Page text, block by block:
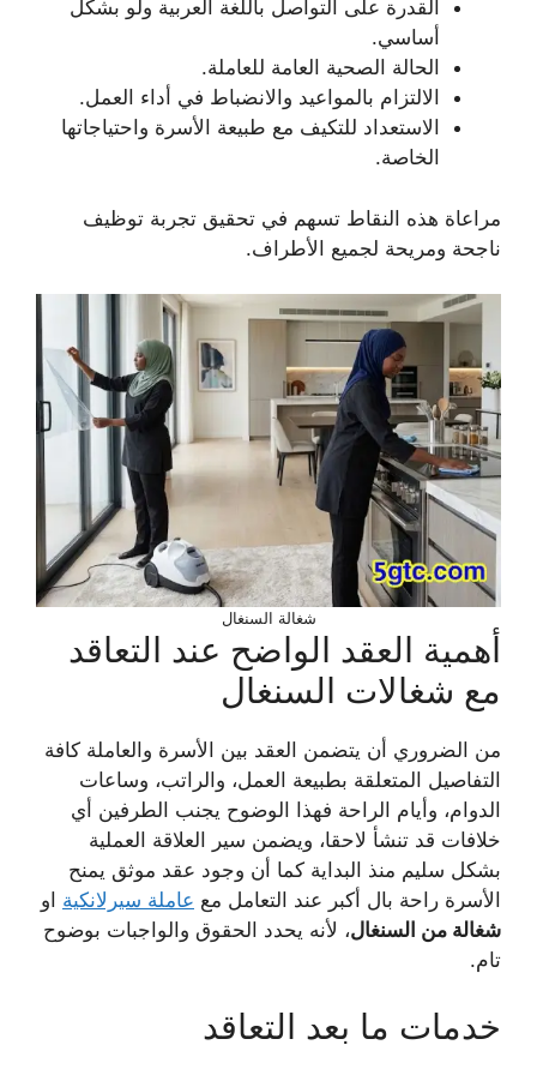
القدرة على التواصل باللغة العربية ولو بشكل
أساسي.
الحالة الصحية العامة للعاملة.
الالتزام بالمواعيد والانضباط في أداء العمل.
الاستعداد للتكيف مع طبيعة الأسرة واحتياجاتها
الخاصة.
مراعاة هذه النقاط تسهم في تحقيق تجربة توظيف
ناجحة ومريحة لجميع الأطراف.
شغالة السنغال
أهمية العقد الواضح عند التعاقد
مع شغالات السنغال
من الضروري أن يتضمن العقد بين الأسرة والعاملة كافة
التفاصيل المتعلقة بطبيعة العمل، والراتب، وساعات
الدوام، وأيام الراحة فهذا الوضوح يجنب الطرفين أي
خلافات قد تنشأ لاحقا، ويضمن سير العلاقة العملية
بشكل سليم منذ البداية كما أن وجود عقد موثق يمنح
الأسرة راحة بال أكبر عند التعامل مع عاملة سيرلانكية او
شغالة من السنغال، لأنه يحدد الحقوق والواجبات بوضوح
تام.
خدمات ما بعد التعاقد